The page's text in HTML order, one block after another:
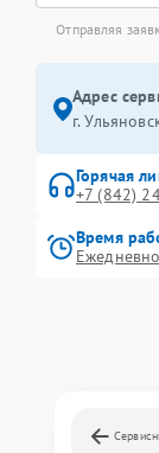
Отправляя
Адрес
г.
Горячая
+7 (842)
Время